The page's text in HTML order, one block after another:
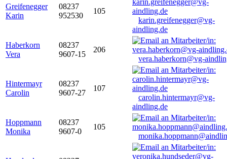
Greifenegger
Karin
08237
952530
105
karin.greifenegger@vg-
aindling.de
Haberkorn
Vera
08237
9607-15
206
vera.haberkorn@vg-
Hintermayr
Carolin
08237
9607-27
107
carolin.hintermayr@vg-
aindling.de
Hoppmann
Monika
08237
9607-0
105